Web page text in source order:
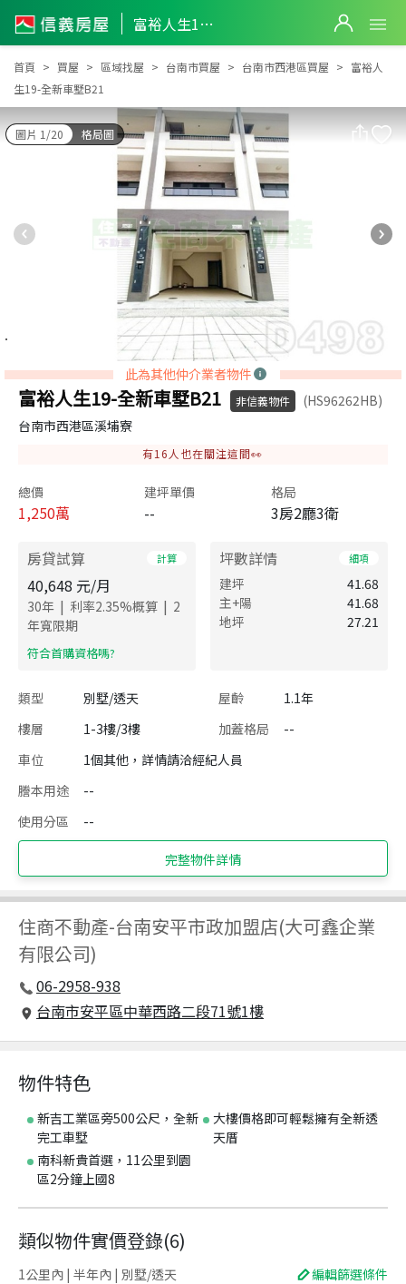
富裕人生19-全新車墅B21
富裕人生19-全新車墅B21
首頁 買屋 區域找屋 台南市買屋 台南市西港區買屋
富裕人
生19-全新車墅B21
圖片 1/20 格局圖
此為其他仲介業者物件
富裕人生19-全新車墅B21 非信義物件
(HS96262HB)
台南市西港區溪埔寮
有16 人也在關注這間👀
總價
1,250萬
建坪單價
--
格局
3房2廳3衛
房貸試算 計算
40,648 元/月
30年 | 利率2.35%概算 | 2
年寬限期
​符合首購資格嗎?
坪數詳情 細項
建坪
41.68
主+陽
41.68
地坪
27.21
類型 別墅/透天 屋齡
1.1年
樓層
1-3樓/3樓 加蓋格局
--
車位
1個其他，詳情請洽經紀人員
謄本用途
--
使用分區
--
完整物件詳情
住商不動產-台南安平市政加盟店(大可鑫企業
有限公司)
06-2958-938
台南市安平區中華西路二段71號1樓
物件特色
新吉工業區旁500公尺，全新
完工車墅
大樓價格即可輕鬆擁有全新透
天厝
南科新貴首選，11公里到園
區2分鐘上國8
類似物件實價登錄(6)
1公里內 | 半年內 | 別墅/透天 編輯篩選條件